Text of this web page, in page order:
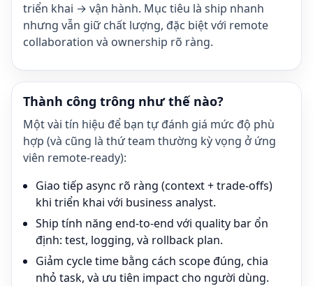
triển khai → vận hành. Mục tiêu là ship nhanh
nhưng vẫn giữ chất lượng, đặc biệt với remote
collaboration và ownership rõ ràng.
Thành công trông như thế nào?
Một vài tín hiệu để bạn tự đánh giá mức độ phù
hợp (và cũng là thứ team thường kỳ vọng ở ứng
viên remote-ready):
Giao tiếp async rõ ràng (context + trade-offs)
khi triển khai với business analyst.
Ship tính năng end-to-end với quality bar ổn
định: test, logging, và rollback plan.
Giảm cycle time bằng cách scope đúng, chia
nhỏ task, và ưu tiên impact cho người dùng.